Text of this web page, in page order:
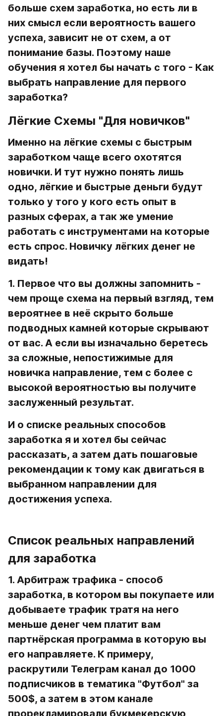
больше схем заработка, но есть ли в
них смысл если вероятность вашего
успеха, зависит не от схем, а от
понимание базы. Поэтому наше
обучения я хотел бы начать с того - Как
выбрать направление для первого
заработка?
Лёгкие Схемы "Для новичков"
Именно на лёгкие схемы с быстрым
заработком чаще всего охотятся
новички. И тут нужно понять лишь
одно, лёгкие и быстрые деньги будут
только у того у кого есть опыт в
разных сферах, а так же умение
работать с инструментами на которые
есть спрос. Новичку лёгких денег не
видать!
1. Первое что вы должны запомнить -
чем проще схема на первый взгляд, тем
вероятнее в неё скрыто больше
подводных камней которые скрывают
от вас. А если вы изначально беретесь
за сложные, непостижимые для
новичка направление, тем с более с
высокой вероятностью вы получите
заслуженный результат.
И о списке реальных способов
заработка я и хотел бы сейчас
рассказать, а затем дать пошаговые
рекомендации к тому как двигаться в
выбранном направлении для
достижения успеха.
Список реальных направлений
для заработка
1. Арбитраж трафика - способ
заработка, в котором вы покупаете или
добываете трафик тратя на него
меньше денег чем платит вам
партнёрская программа в которую вы
его направляете. К примеру,
раскрутили Телеграм канал до 1000
подписчиков в тематика "Футбол" за
500$, а затем в этом канале